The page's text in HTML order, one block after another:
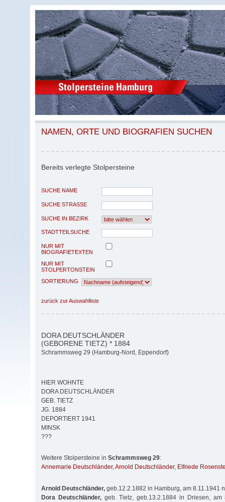
NAMEN, ORTE UND BIOGRAFIEN SUCHEN
Bereits verlegte Stolpersteine
SUCHE NAME
SUCHE STRASSE
SUCHE IN BEZIRK
STADTTEILSUCHE
NUR MIT
BIOGRAFIETEXTEN
NUR MIT
STOLPERTONSTEIN
SORTIERUNG
zurück zur Auswahlliste
DORA DEUTSCHLÄNDER
(GEBORENE TIETZ) * 1884
Schrammsweg 29 (Hamburg-Nord, Eppendorf)
HIER WOHNTE
DORA DEUTSCHLÄNDER
GEB. TIETZ
JG. 1884
DEPORTIERT 1941
MINSK
???
Weitere Stolpersteine in Schrammsweg 29:
Annemarie Deutschländer,Arnold Deutschländer, Elfriede
Arnold Deutschländer, geb.12.2.1882 in Hamburg, am 8.11.1941
Dora Deutschländer,geb. Tietz, geb.13.2.1884 in Driesen, am